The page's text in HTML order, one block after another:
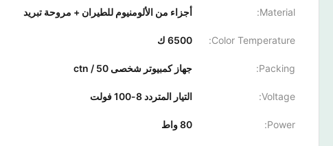
Material: أجزاء من الألومنيوم للطيران + مروحة تبريد
Color Temperature: 6500 ك
Packing: جهاز كمبيوتر شخصى 50 / ctn
Voltage: التيار المتردد 8-100 فولت
Power: 80 واط